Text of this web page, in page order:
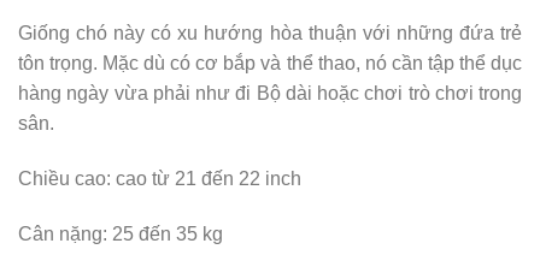
Giống chó này có xu hướng hòa thuận với những đứa trẻ
tôn trọng. Mặc dù có cơ bắp và thể thao, nó cần tập thể dục
hàng ngày vừa phải như đi Bộ dài hoặc chơi trò chơi trong
sân.
Chiều cao: cao từ 21 đến 22 inch
Cân nặng: 25 đến 35 kg